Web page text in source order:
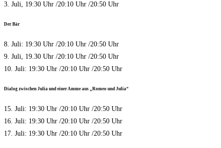
3. Juli, 19:30 Uhr /​20:10 Uhr /​20:50 Uhr
Der Bär
8. Juli: 19:30 Uhr /​20:10 Uhr /​20:50 Uhr
9. Juli, 19.30 Uhr /​20:10 Uhr /​20:50 Uhr
10. Juli: 19:30 Uhr /​20:10 Uhr /​20:50 Uhr
Dia­log zwi­schen Julia und einer Amme aus „Romeo und Julia“
15. Juli: 19:30 Uhr /​20:10 Uhr /​20:50 Uhr
16. Juli: 19:30 Uhr /​20:10 Uhr /​20:50 Uhr
17. Juli: 19:30 Uhr /​20:10 Uhr /​20:50 Uhr